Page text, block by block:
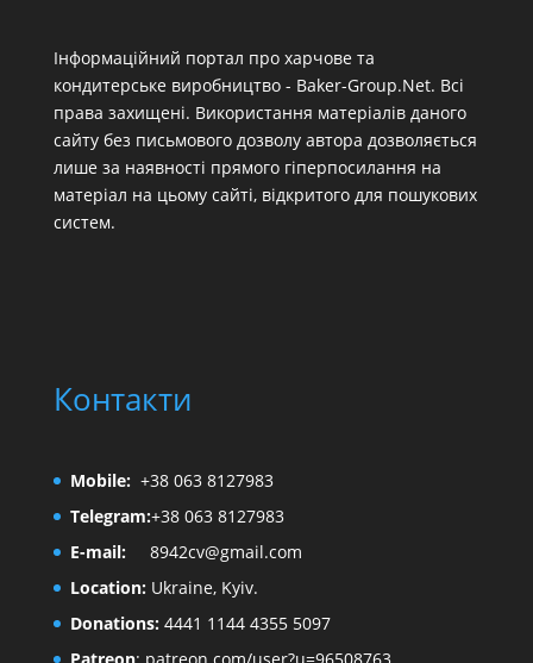
Інформаційний портал про харчове та
кондитерське виробництво - Baker-Group.Net. Всі
права захищені. Використання матеріалів даного
сайту без письмового дозволу автора дозволяється
лише за наявності прямого гіперпосилання на
матеріал на цьому сайті, відкритого для пошукових
систем.
Контакти
Mobile: +38 063 8127983
Telegram:+38 063 8127983
E-mail:
8942cv@gmail.com
Location:Ukraine, Kyiv.
Donations:4441 1144 4355 5097